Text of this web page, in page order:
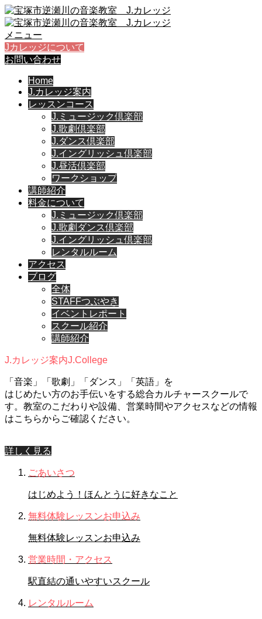
メニュー
Jカレッジについて
お問い合わせ
Home
J.カレッジ案内
レッスンコース
J.ミュージック倶楽部
J.歌劇倶楽部
J.ダンス倶楽部
J.イングリッシュ倶楽部
J.昼活倶楽部
ワークショップ
講師紹介
料金について
J.ミュージック倶楽部
J.歌劇ダンス倶楽部
J.イングリッシュ倶楽部
レンタルルーム
アクセス
ブログ
全体
STAFFつぶやき
イベントレポート
スクール紹介
講師紹介
J.カレッジ案内J.College
「音楽」「歌劇」「ダンス」「英語」を
はじめたい方のお手伝いをする総合カルチャースクールで
す。教室のこだわりや設備、営業時間やアクセスなどの情報
はこちらからご確認ください。
詳しく見る
ごあいさつ
はじめよう！ほんとうに好きなこと
無料体験レッスンお申込み
無料体験レッスンお申込み
営業時間・アクセス
駅直結の通いやすいスクール
レンタルルーム